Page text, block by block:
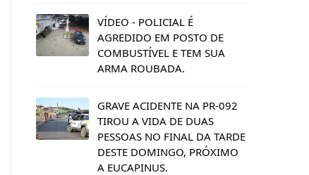
VÍDEO - POLICIAL É
AGREDIDO EM POSTO DE
COMBUSTÍVEL E TEM SUA
ARMA ROUBADA.
GRAVE ACIDENTE NA PR-092
TIROU A VIDA DE DUAS
PESSOAS NO FINAL DA TARDE
DESTE DOMINGO, PRÓXIMO
A EUCAPINUS.